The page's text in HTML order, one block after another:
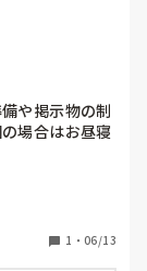
や掲示物の制
場合はお昼寝
追いつかず、
30分以上前に
うな空気のも
いました。今
1 ・ 06/13